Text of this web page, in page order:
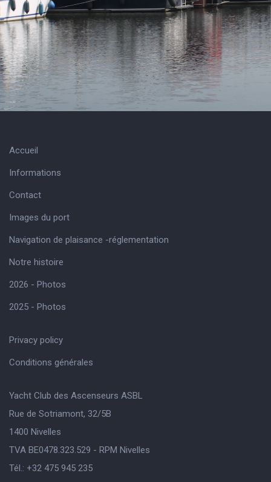
Accueil
Informations
Contact
Images du port
Navigation de plaisance -réglementation
Notre histoire
2026 - Photos
2025 - Photos
Privacy policy
Conditions générales
Yacht Club des Ascenseurs ASBL
Rue de Sotriamont, 32/5B
1400 Nivelles
TVA BE0478.323.529 - RPM Nivelles
Tél.: +32 475 945 235